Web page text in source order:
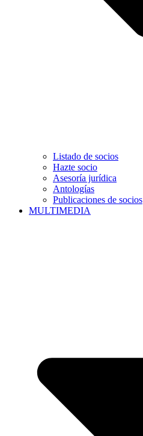
Listado de socios
Hazte socio
Asesoría jurídica
Antologías
Publicaciones de socios
MULTIMEDIA